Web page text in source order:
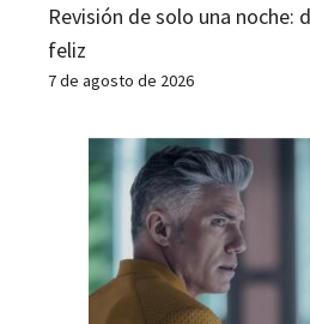
Revisión de solo una noche:
feliz
7 de agosto de 2026